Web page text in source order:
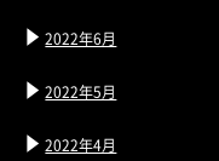
2022年6月
2022年5月
2022年4月